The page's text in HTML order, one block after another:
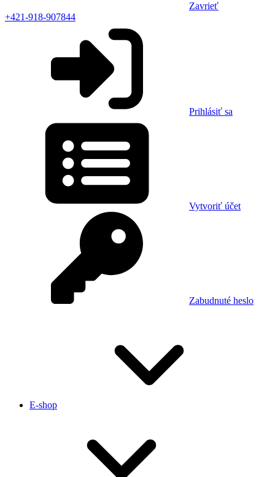
Zavrieť
+421-918-907844
Prihlásiť sa
Vytvoriť účet
Zabudnuté heslo
E-shop